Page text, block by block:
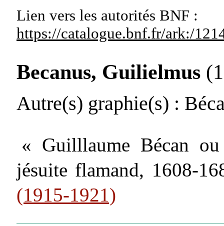
Lien vers les autorités BNF :
https://catalogue.bnf.fr/ark:/
Becanus, Guilielmus
Autre(s) graphie(s) :
« Guilllaume Bécan
jésuite flamand, 1608-
(1915-1921)